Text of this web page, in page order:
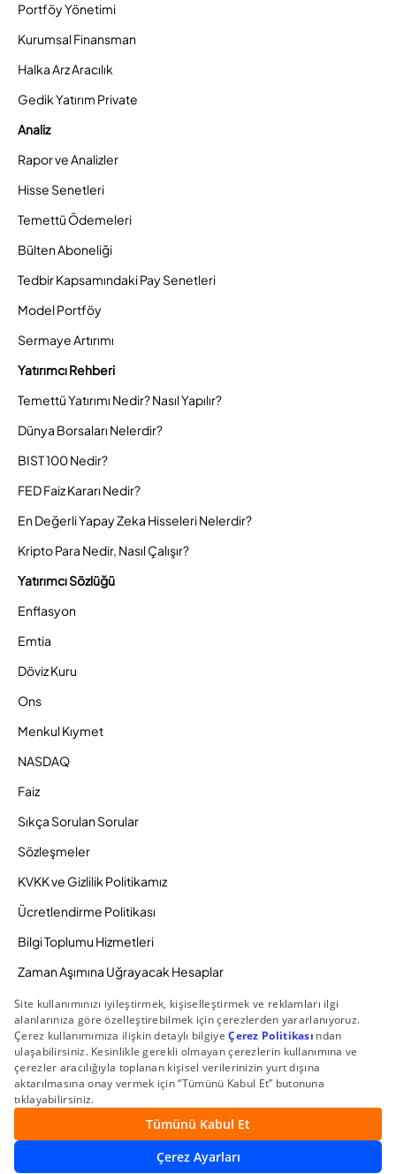
Portföy Yönetimi
Kurumsal Finansman
Halka Arz Aracılık
Gedik Yatırım Private
Analiz
Rapor ve Analizler
Hisse Senetleri
Temettü Ödemeleri
Bülten Aboneliği
Tedbir Kapsamındaki Pay Senetleri
Model Portföy
Sermaye Artırımı
Yatırımcı Rehberi
Temettü Yatırımı Nedir? Nasıl Yapılır?
Dünya Borsaları Nelerdir?
BIST 100 Nedir?
FED Faiz Kararı Nedir?
En Değerli Yapay Zeka Hisseleri Nelerdir?
Kripto Para Nedir, Nasıl Çalışır?
Yatırımcı Sözlüğü
Enflasyon
Emtia
Döviz Kuru
Ons
Menkul Kıymet
NASDAQ
Faiz
Sıkça Sorulan Sorular
Sözleşmeler
KVKK ve Gizlilik Politikamız
Ücretlendirme Politikası
Bilgi Toplumu Hizmetleri
Zaman Aşımına Uğrayacak Hesaplar
Duyurular ve Kampanyalar
© 2026 Gedik Yatırım Menkul Değerler AŞ. Tüm Hakları